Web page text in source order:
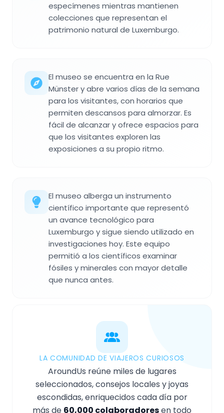
especímenes mientras mantienen
colecciones que representan el
patrimonio natural de Luxemburgo.
El museo se encuentra en la Rue
Münster y abre varios días de la semana
para los visitantes, con horarios que
permiten descansos para almorzar. Es
fácil de alcanzar y ofrece espacios para
que los visitantes exploren las
exposiciones a su propio ritmo.
El museo alberga un instrumento
científico importante que representó
un avance tecnológico para
Luxemburgo y sigue siendo utilizado en
investigaciones hoy. Este equipo
permitió a los científicos examinar
fósiles y minerales con mayor detalle
que nunca antes.
LA COMUNIDAD DE VIAJEROS CURIOSOS
AroundUs reúne miles de lugares
seleccionados, consejos locales y joyas
escondidas, enriquecidos cada día por
más de 60,000 colaboradoresen todo